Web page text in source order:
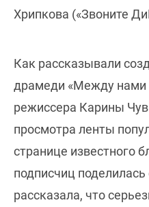
Хрипкова («Звоните
Как рассказывали
драмеди «Между нами
режиссера Карины
просмотра ленты
странице известного
подписчиц поделилась
рассказала, что